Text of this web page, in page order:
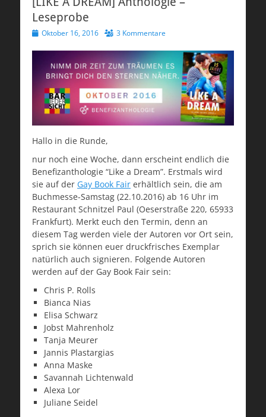
Leseprobe
Veröffentlicht
Oktober 16, 2016 3 Kommentare
Hallo in die Runde,
nur noch eine Woche, dann erscheint endlich die
Benefizanthologie “Like a Dream”. Erstmals wird
sie auf der Gay Book Fair erhältlich sein, die am
Buchmesse-Samstag (22.10.2016) ab 16 Uhr im
Restaurant Schnitzel Paul (Oeserstraße 220, 65933
Frankfurt). Merkt euch den Termin, denn an
diesem Tag werden viele der Autoren vor Ort sein,
sprich sie können euer druckfrisches Exemplar
natürlich auch signieren. Folgende Autoren
werden auf der Gay Book Fair sein:
Chris P. Rolls
Bianca Nias
Elisa Schwarz
Jobst Mahrenholz
Tanja Meurer
Jannis Plastargias
Anna Maske
Savannah Lichtenwald
Alexa Lor
Juliane Seidel